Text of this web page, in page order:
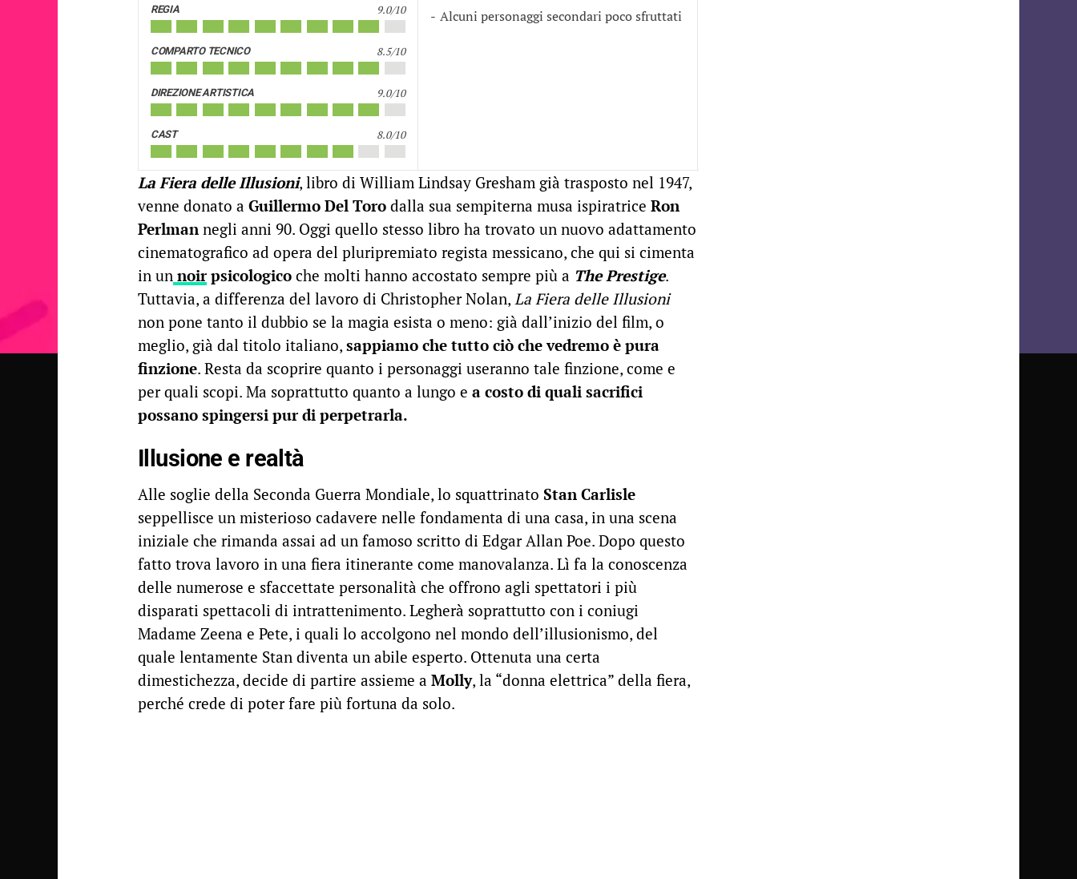
REGIA 9.0/10
COMPARTO TECNICO 8.5/10
DIREZIONE ARTISTICA 9.0/10
CAST 8.0/10
Alcuni personaggi secondari poco sfruttati
La Fiera delle Illusioni, libro di William Lindsay Gresham già trasposto nel 1947,
venne donato a Guillermo Del Toro dalla sua sempiterna musa ispiratrice Ron
Perlman negli anni 90. Oggi quello stesso libro ha trovato un nuovo adattamento
cinematografico ad opera del pluripremiato regista messicano, che qui si cimenta
in un noir psicologico che molti hanno accostato sempre più a The Prestige.
Tuttavia, a differenza del lavoro di Christopher Nolan, La Fiera delle Illusioni
non pone tanto il dubbio se la magia esista o meno: già dall’inizio del film, o
meglio, già dal titolo italiano, sappiamo che tutto ciò che vedremo è pura
finzione. Resta da scoprire quanto i personaggi useranno tale finzione, come e
per quali scopi. Ma soprattutto quanto a lungo e a costo di quali sacrifici
possano spingersi pur di perpetrarla.
Illusione e realtà
Alle soglie della Seconda Guerra Mondiale, lo squattrinato Stan Carlisle
seppellisce un misterioso cadavere nelle fondamenta di una casa, in una scena
iniziale che rimanda assai ad un famoso scritto di Edgar Allan Poe. Dopo questo
fatto trova lavoro in una fiera itinerante come manovalanza. Lì fa la conoscenza
delle numerose e sfaccettate personalità che offrono agli spettatori i più
disparati spettacoli di intrattenimento. Legherà soprattutto con i coniugi
Madame Zeena e Pete, i quali lo accolgono nel mondo dell’illusionismo, del
quale lentamente Stan diventa un abile esperto. Ottenuta una certa
dimestichezza, decide di partire assieme a Molly, la “donna elettrica” della fiera,
perché crede di poter fare più fortuna da solo.